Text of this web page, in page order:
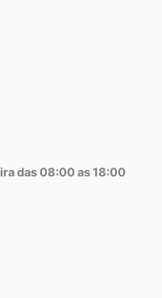
das 08:00 as 18:00